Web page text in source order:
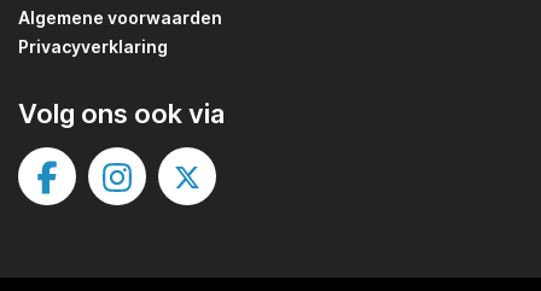
Algemene voorwaarden
Privacyverklaring
Volg ons ook via